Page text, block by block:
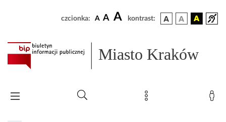
czcionka: A A A kontrast:
Miasto Kraków